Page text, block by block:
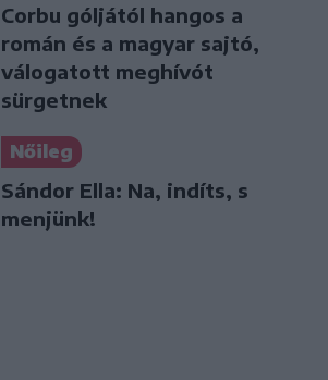
Corbu góljától hangos a
román és a magyar sajtó,
válogatott meghívót
sürgetnek
Nőileg
Sándor Ella: Na, indíts, s
menjünk!